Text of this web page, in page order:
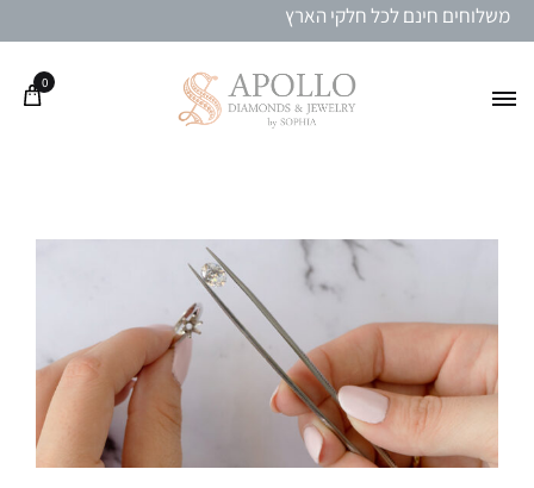
משלוחים חינם לכל חלקי הארץ
0